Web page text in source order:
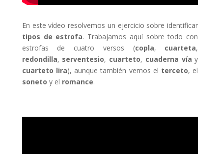
En este vídeo resolvemos un ejercicio sobre identificar
tipos de estrofa. Trabajamos aquí sobre todo con
estrofas de cuatro versos (copla, cuarteta,
redondilla, serventesio, cuarteto, cuaderna vía y
cuarteto lira), aunque también vemos el terceto, el
soneto y el romance.